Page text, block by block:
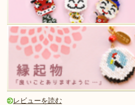
レビューを読む